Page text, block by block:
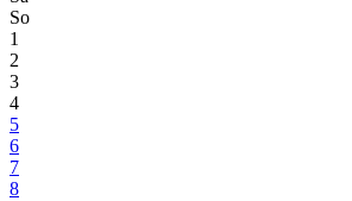
So
1
2
3
4
5
6
7
8